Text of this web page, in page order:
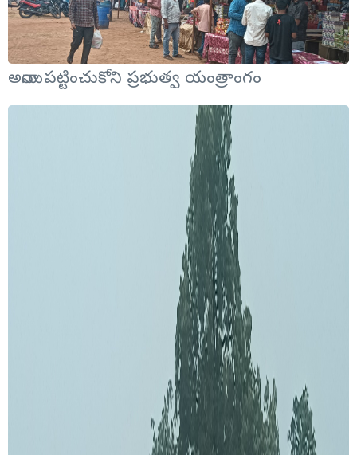
అయినా పట్టించుకోని ప్రభుత్వ యంత్రాంగం